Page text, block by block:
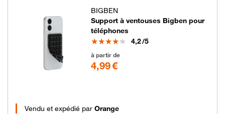
BIGBEN
Support à ventouses Bigben pour
téléphones
Note
4,2/5
à partir de
4,99 €
Vendu et expédié par Orange